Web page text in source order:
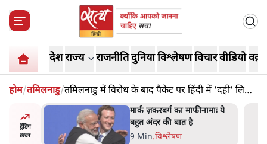
देशराज्य राजनीतिदुनियाविश्लेषणविचारवीडियो
होम/तमिलनाडु/तमिलनाडु में विरोध के बाद पैकेट पर हिंदी में 'दही' लिखने
का आदेश वापस
ट्रेंडिंग
ख़बर
भागवत
मार्क ज़करबर्ग का माफीनामाः ये
बहुत अंदर की बात है
9 Min.विश्लेषण